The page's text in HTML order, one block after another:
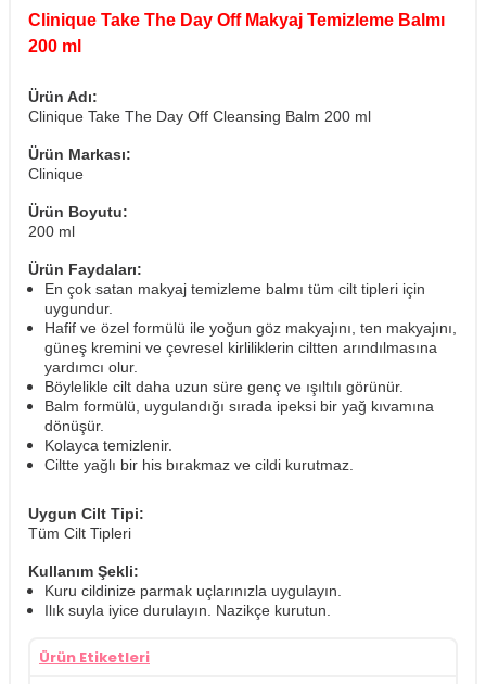
Clinique Take The Day Off Makyaj Temizleme Balmı
200 ml
Ürün Adı:
Clinique Take The Day Off Cleansing Balm 200 ml
Ürün Markası:
Clinique
Ürün Boyutu:
200 ml
Ürün Faydaları:
En çok satan makyaj temizleme balmı tüm cilt tipleri için
uygundur.
Hafif ve özel formülü ile yoğun göz makyajını, ten makyajını,
güneş kremini ve çevresel kirliliklerin ciltten arındılmasına
yardımcı olur.
Böylelikle cilt daha uzun süre genç ve ışıltılı görünür.
Balm formülü, uygulandığı sırada ipeksi bir yağ kıvamına
dönüşür.
Kolayca temizlenir.
Ciltte yağlı bir his bırakmaz ve cildi kurutmaz.
Uygun Cilt Tipi:
Tüm Cilt Tipleri
Kullanım Şekli:
Kuru cildinize parmak uçlarınızla uygulayın.
Ilık suyla iyice durulayın. Nazikçe kurutun.
Ürün Etiketleri